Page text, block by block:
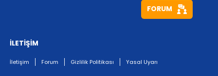
FORUM
İLETİŞİM
İletişim Forum Gizlilik Politikası Yasal Uyarı